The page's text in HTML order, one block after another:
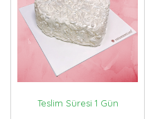
Teslim Süresi 1 Gün